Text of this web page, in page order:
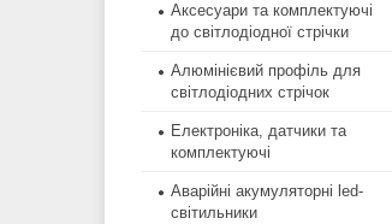
Аксесуари та комплектуючі
до світлодіодної стрічки
Алюмінієвий профіль для
світлодіодних стрічок
Електроніка, датчики та
комплектуючі
Аварійні акумуляторні led-
світильники